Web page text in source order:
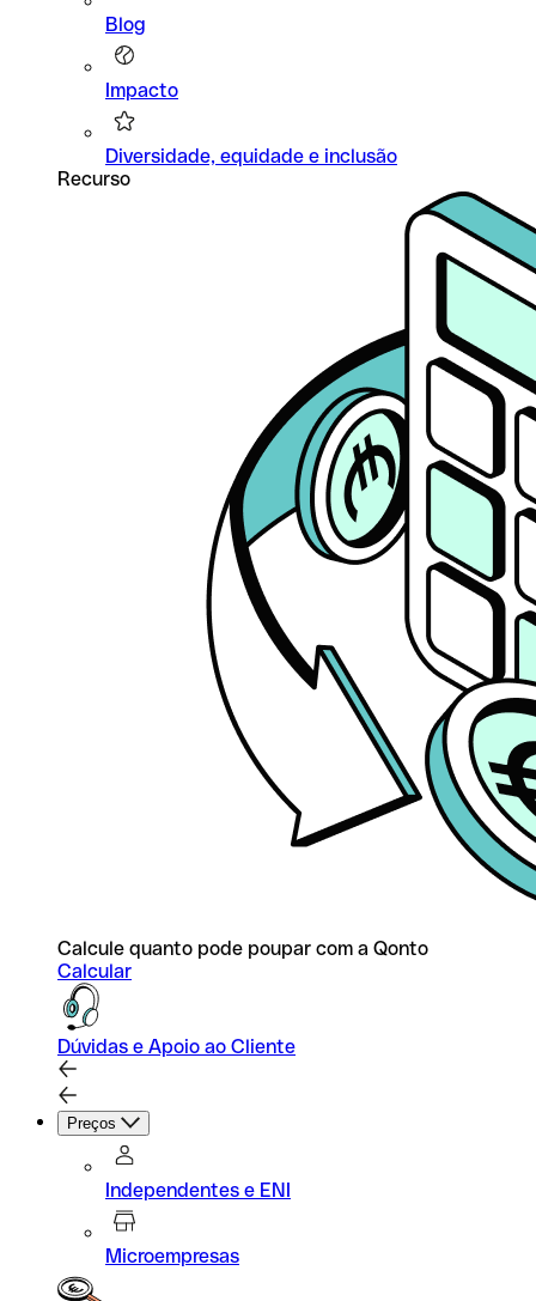
Blog
Impacto
Diversidade, equidade e inclusão
Recurso
Calcule quanto pode poupar com a Qonto
Calcular
Dúvidas e Apoio ao Cliente
Preços
Independentes e ENI
Microempresas